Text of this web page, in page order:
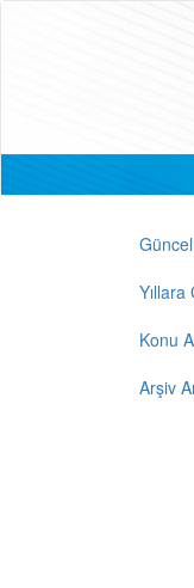
Güncel
Konu
Arşiv